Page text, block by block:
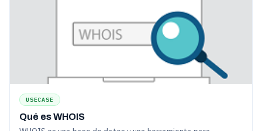
USECASE
Qué es WHOIS